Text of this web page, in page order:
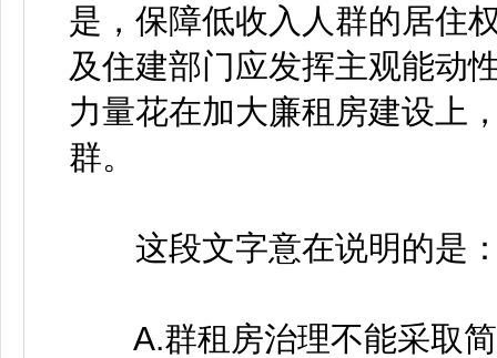
是，保障低收入人群的居住
及住建部门应发挥主观能动
力量花在加大廉租房建设上
群。
这段文字意在说明的是
A.群租房治理不能采取简